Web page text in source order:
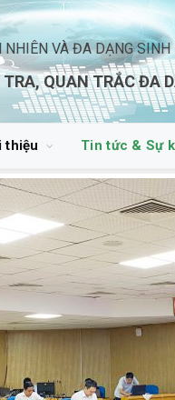
NHIÊN VÀ ĐA DẠNG SINH
QUAN TRẮC ĐA
thiệu Tin tức & Sự